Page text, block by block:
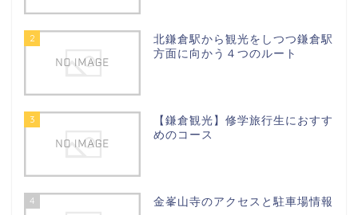
2
北鎌倉駅から観光をしつつ鎌倉駅
方面に向かう４つのルート
3
【鎌倉観光】修学旅行生におすす
めのコース
4 金峯山寺のアクセスと駐車場情報